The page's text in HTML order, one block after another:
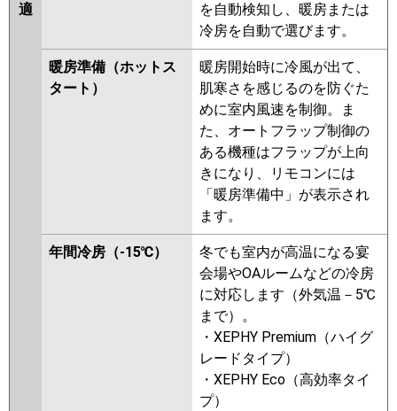
PA-P112F7GDNB PA-P112F7GD
PA-P112F7GDN PA-P112F6GDB
PA-P112F6GDNB PA-P112F6GD
PA-P112F6GDN
適
を自動検知し、暖房または
冷房を自動で選びます。
暖房準備（ホットス
タート）
暖房開始時に冷風が出て、
肌寒さを感じるのを防ぐた
めに室内風速を制御。ま
た、オートフラップ制御の
ある機種はフラップが上向
きになり、リモコンには
「暖房準備中」が表示され
ます。
年間冷房（-15℃）
冬でも室内が高温になる宴
会場やOAルームなどの冷房
に対応します（外気温－5℃
まで）。
・XEPHY Premium（ハイグ
レードタイプ）
・XEPHY Eco（高効率タイ
プ）